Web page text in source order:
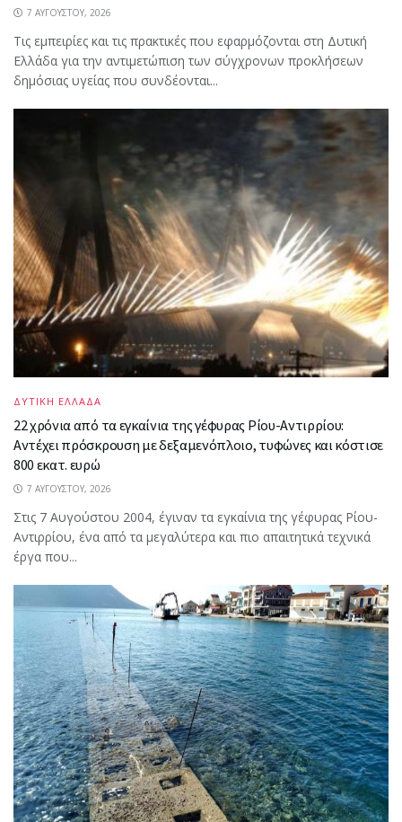
7 ΑΥΓΟΎΣΤΟΥ, 2026
Τις εμπειρίες και τις πρακτικές που εφαρμόζονται στη Δυτική
Ελλάδα για την αντιμετώπιση των σύγχρονων προκλήσεων
δημόσιας υγείας που συνδέονται...
ΔΥΤΙΚΗ ΕΛΛΑΔΑ
22 χρόνια από τα εγκαίνια της γέφυρας Ρίου-Αντιρρίου:
Αντέχει πρόσκρουση με δεξαμενόπλοιο, τυφώνες και κόστισε
800 εκατ. ευρώ
7 ΑΥΓΟΎΣΤΟΥ, 2026
Στις 7 Αυγούστου 2004, έγιναν τα εγκαίνια της γέφυρας Ρίου-
Αντιρρίου, ένα από τα μεγαλύτερα και πιο απαιτητικά τεχνικά
έργα που...